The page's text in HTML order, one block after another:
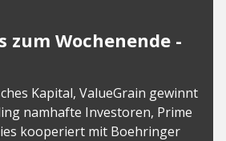
zum Wochenende -
Kapital, ValueGrain gewinnt
namhafte Investoren, Prime
kooperiert mit Boehringer